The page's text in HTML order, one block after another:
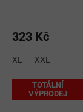
323 Kč
XL XXL
TOTÁLNÍ
VÝPRODEJ